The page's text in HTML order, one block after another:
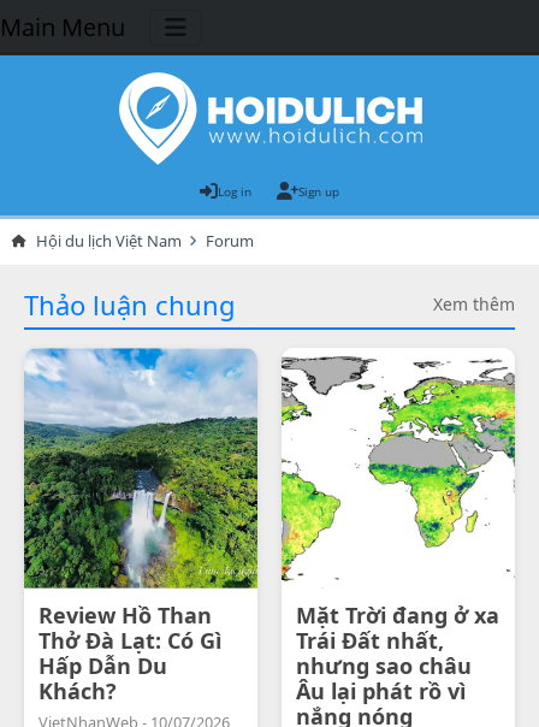
Main Menu
Log in Sign up
Hội du lịch Việt Nam Forum
Thảo luận chung Xem thêm
Review Hồ Than
Thở Đà Lạt: Có Gì
Hấp Dẫn Du
Khách?
VietNhanWeb - 10/07/2026
Mặt Trời đang ở xa
Trái Đất nhất,
nhưng sao châu
Âu lại phát rồ vì
nắng nóng